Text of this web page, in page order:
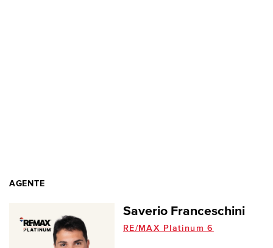
AGENTE
Saverio Franceschini
RE/MAX Platinum 6